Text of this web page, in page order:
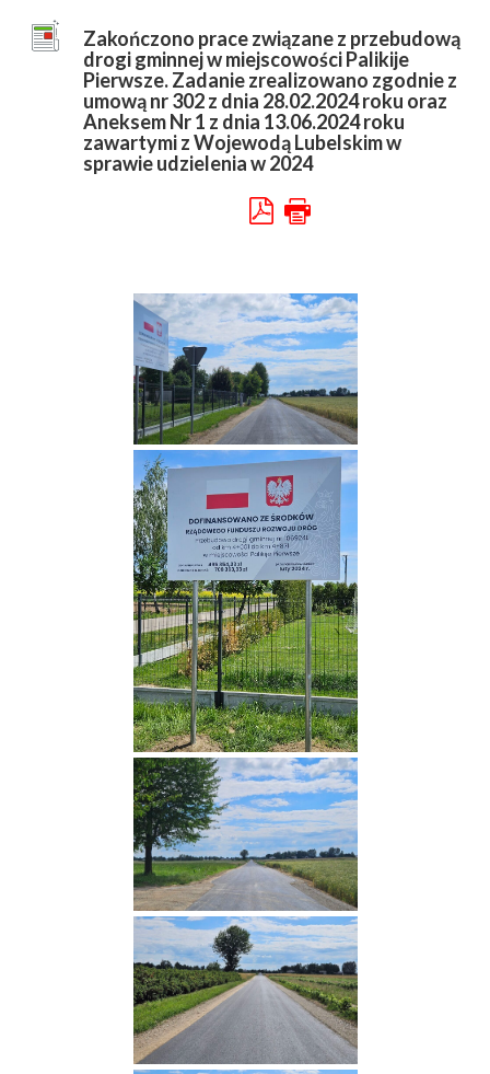
Zakończono prace związane z przebudową
drogi gminnej w miejscowości Palikije
Pierwsze. Zadanie zrealizowano zgodnie z
umową nr 302 z dnia 28.02.2024 roku oraz
Aneksem Nr 1 z dnia 13.06.2024 roku
zawartymi z Wojewodą Lubelskim w
sprawie udzielenia w 2024